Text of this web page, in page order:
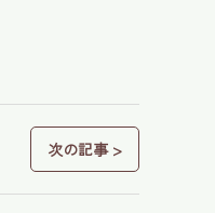
次の記事 >